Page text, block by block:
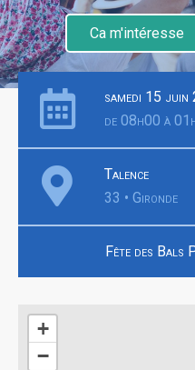
Ca m'intéresse
samedi 15 juin
de 08h00 à
Talence
33 • Gironde
Fête des Bals
+
−